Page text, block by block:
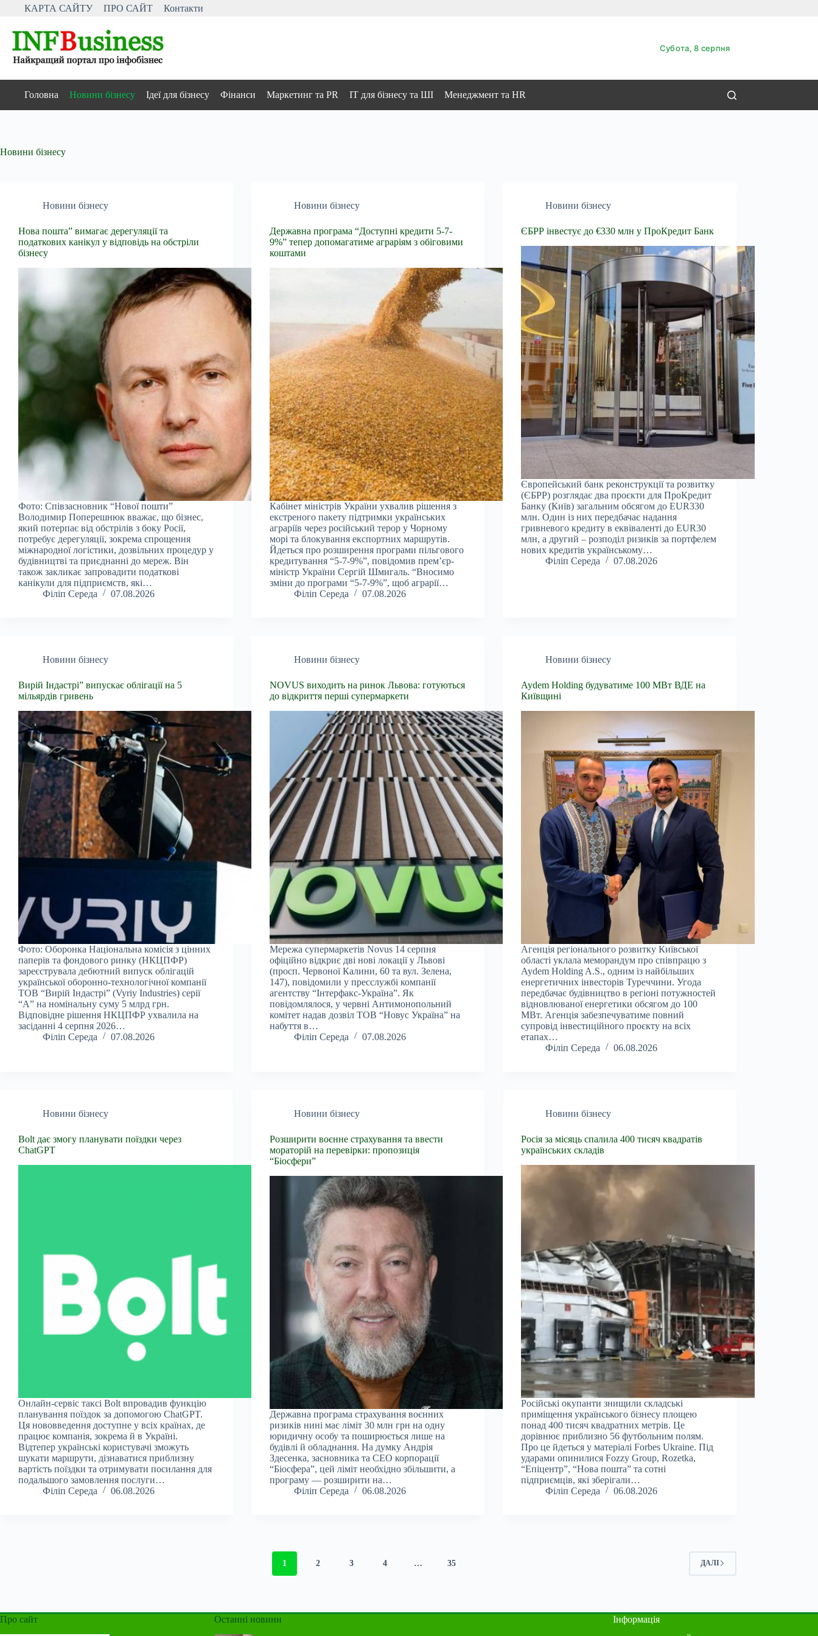
ПерейтиКАРТА САЙТУ ПРО САЙТ Контакти
Субота, 8 серпня
Головна Новини бізнесу Ідеї для бізнесу Фінанси Маркетинг та PR IT для бізнесу та ШІ Менеджмент та HR
Новини бізнесу
Новини бізнесу
Нова пошта” вимагає дерегуляції та
податкових канікул у відповідь на обстріли
бізнесу
Фото: Співзасновник “Нової пошти”
Володимир Поперешнюк вважає, що бізнес,
який потерпає від обстрілів з боку Росії,
потребує дерегуляції, зокрема спрощення
міжнародної логістики, дозвільних процедур у
будівництві та приєднанні до мереж. Він
також закликає запровадити податкові
канікули для підприємств, які…
Філіп Середа
07.08.2026
Новини бізнесу
Державна програма “Доступні кредити 5-7-
9%” тепер допомагатиме аграріям з обіговими
коштами
Кабінет міністрів України ухвалив рішення з
екстреного пакету підтримки українських
аграріїв через російський терор у Чорному
морі та блокування експортних маршрутів.
Йдеться про розширення програми пільгового
кредитування “5-7-9%”, повідомив прем’єр-
міністр України Сергій Шмигаль. “Вносимо
зміни до програми “5-7-9%”, щоб аграрії…
Філіп Середа
07.08.2026
Новини бізнесу
ЄБРР інвестує до €330 млн у ПроКредит Банк
Європейський банк реконструкції та розвитку
(ЄБРР) розглядає два проєкти для ПроКредит
Банку (Київ) загальним обсягом до EUR330
млн. Один із них передбачає надання
гривневого кредиту в еквіваленті до EUR30
млн, а другий – розподіл ризиків за портфелем
нових кредитів українському…
Філіп Середа
07.08.2026
Новини бізнесу
Вирій Індастрі” випускає облігації на 5
мільярдів гривень
Фото: Оборонка Національна комісія з цінних
паперів та фондового ринку (НКЦПФР)
зареєструвала дебютний випуск облігацій
української оборонно-технологічної компанії
ТОВ “Вирій Індастрі” (Vyriy Industries) серії
“А” на номінальну суму 5 млрд грн.
Відповідне рішення НКЦПФР ухвалила на
засіданні 4 серпня 2026…
Філіп Середа
07.08.2026
Новини бізнесу
NOVUS виходить на ринок Львова: готуються
до відкриття перші супермаркети
Мережа супермаркетів Novus 14 серпня
офіційно відкриє дві нові локації у Львові
(просп. Червоної Калини, 60 та вул. Зелена,
147), повідомили у пресслужбі компанії
агентству “Інтерфакс-Україна”. Як
повідомлялося, у червні Антимонопольний
комітет надав дозвіл ТОВ “Новус Україна” на
набуття в…
Філіп Середа
07.08.2026
Новини бізнесу
Aydem Holding будуватиме 100 МВт ВДЕ на
Київщині
Агенція регіонального розвитку Київської
області уклала меморандум про співпрацю з
Aydem Holding A.S., одним із найбільших
енергетичних інвесторів Туреччини. Угода
передбачає будівництво в регіоні потужностей
відновлюваної енергетики обсягом до 100
МВт. Агенція забезпечуватиме повний
супровід інвестиційного проєкту на всіх
етапах…
Філіп Середа
06.08.2026
Новини бізнесу
Bolt дає змогу планувати поїздки через
ChatGPT
Онлайн-сервіс таксі Bolt впровадив функцію
планування поїздок за допомогою ChatGPT.
Ця нововведення доступне у всіх країнах, де
працює компанія, зокрема й в Україні.
Відтепер українські користувачі зможуть
шукати маршрути, дізнаватися приблизну
вартість поїздки та отримувати посилання для
подальшого замовлення послуги…
Філіп Середа
06.08.2026
Новини бізнесу
Розширити воєнне страхування та ввести
мораторій на перевірки: пропозиція
“Біосфери”
Державна програма страхування воєнних
ризиків нині має ліміт 30 млн грн на одну
юридичну особу та поширюється лише на
будівлі й обладнання. На думку Андрія
Здесенка, засновника та CEO корпорації
“Біосфера”, цей ліміт необхідно збільшити, а
програму — розширити на…
Філіп Середа
06.08.2026
Новини бізнесу
Росія за місяць спалила 400 тисяч квадратів
українських складів
Російські окупанти знищили складські
приміщення українського бізнесу площею
понад 400 тисяч квадратних метрів. Це
дорівнює приблизно 56 футбольним полям.
Про це йдеться у матеріалі Forbes Ukraine. Під
ударами опинилися Fozzy Group, Rozetka,
“Епіцентр”, “Нова пошта” та сотні
підприємців, які зберігали…
Філіп Середа
06.08.2026
1 2 3 4 … 35 ДАЛІ
Про сайт Останні новини
Інформація